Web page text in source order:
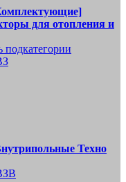
для отопления и
подкатегории
Техно